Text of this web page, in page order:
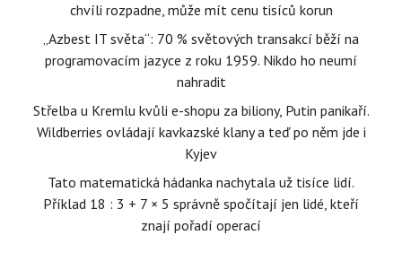
chvíli rozpadne, může mít cenu tisíců korun
„Azbest IT světa“: 70 % světových transakcí běží na
programovacím jazyce z roku 1959. Nikdo ho neumí
nahradit
Střelba u Kremlu kvůli e-shopu za biliony, Putin panikaří.
Wildberries ovládají kavkazské klany a teď po něm jde i
Kyjev
Tato matematická hádanka nachytala už tisíce lidí.
Příklad 18 : 3 + 7 × 5 správně spočítají jen lidé, kteří
znají pořadí operací